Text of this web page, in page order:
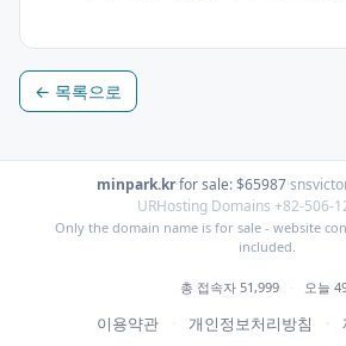
← 목록으로
minpark.kr·for sale: $65987·
URHosting Domains +82-506-
Only the domain name is for sale - website
included.
총 접속자 51,999 · 오늘
이용약관 · 개인정보처리방침 ·